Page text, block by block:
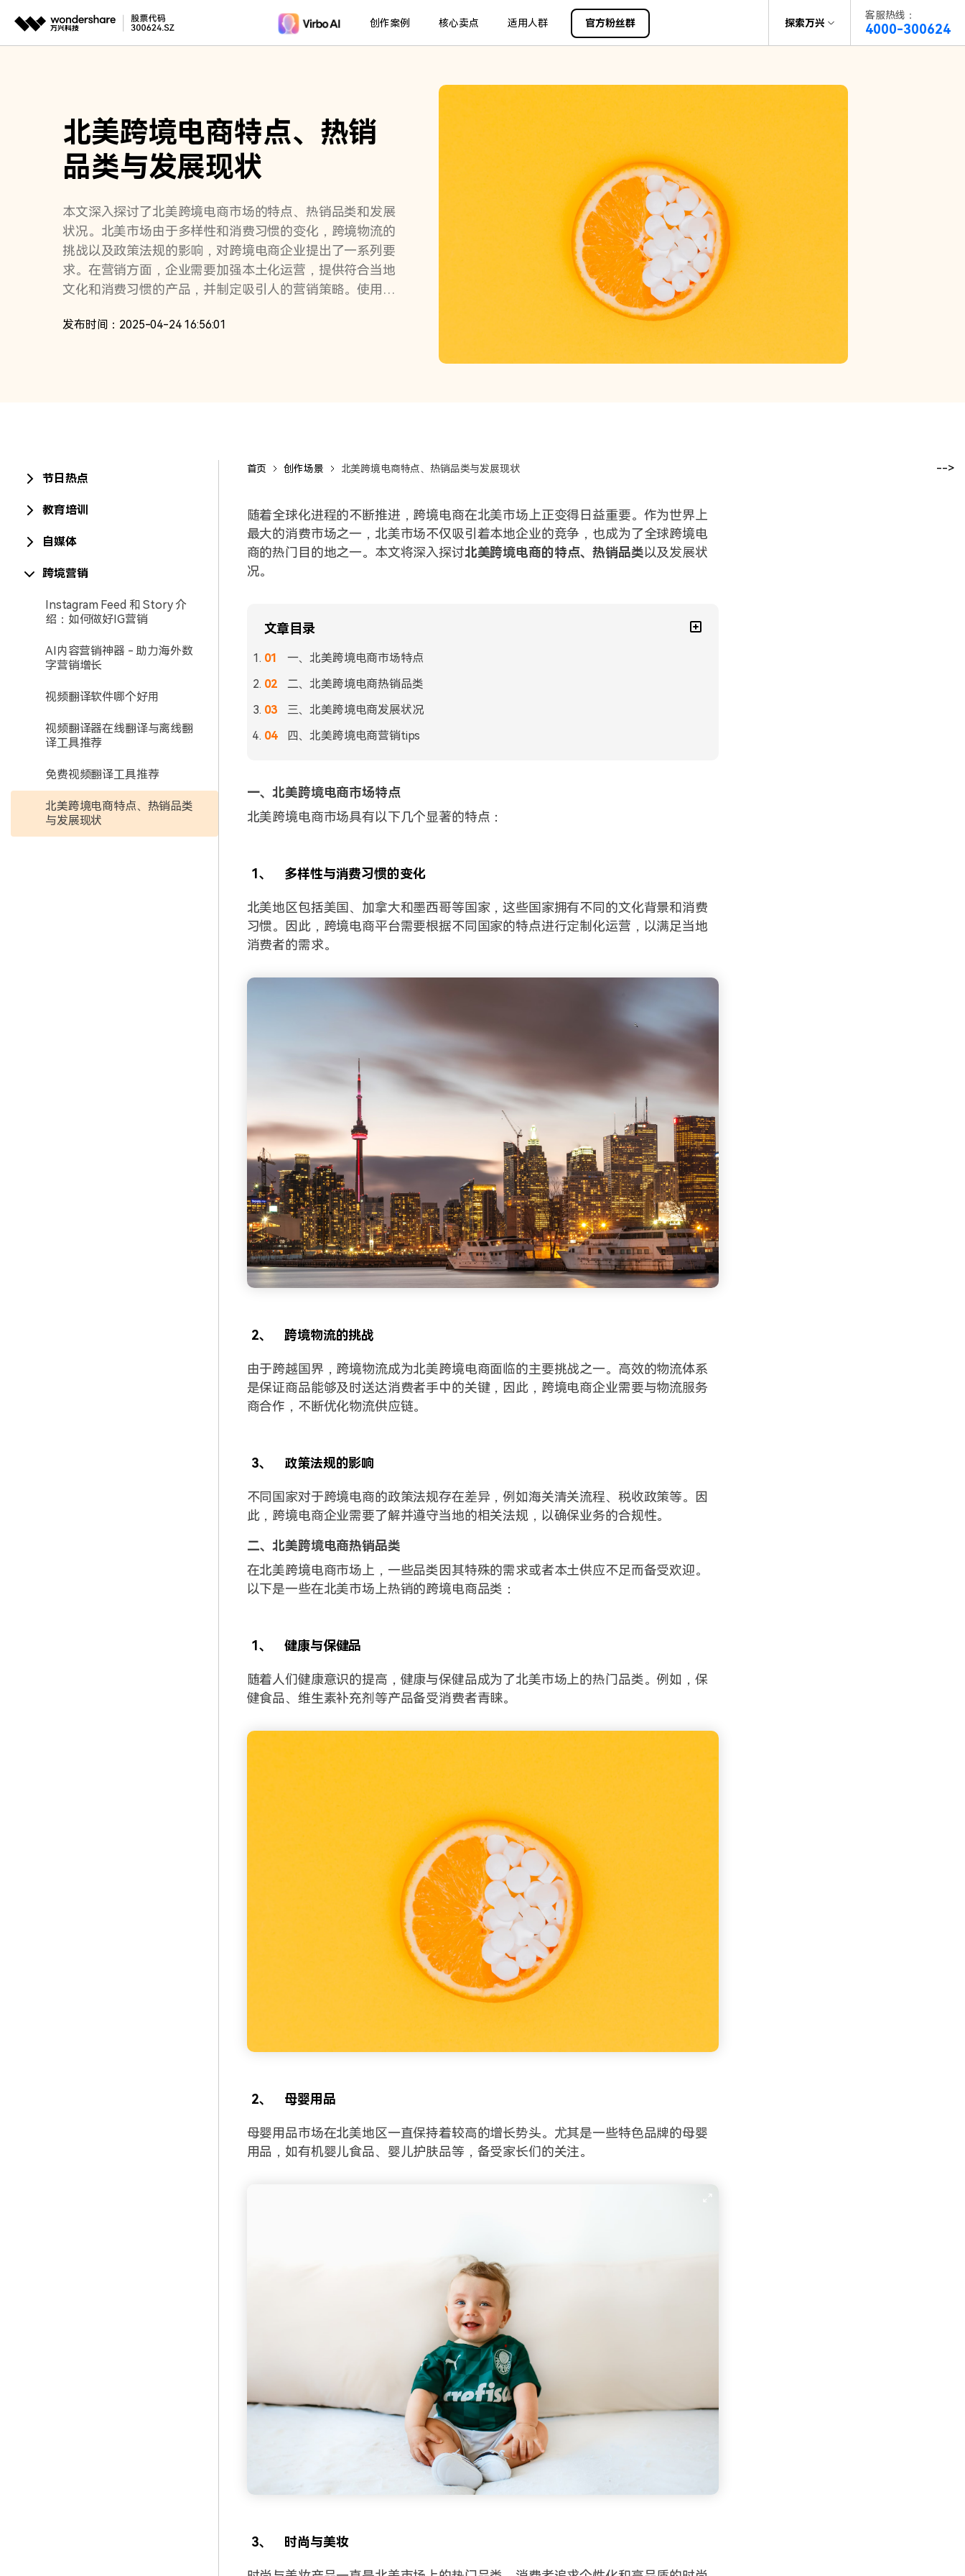
探索万兴
客服热线：
4000-300624
推荐产品
万兴剧厂
AI驱动的一站式精品影视内容创作平台
万兴喵影
万兴天幕
一句话生成视频/图片/音乐
Wondershare SelfyzAI
让照片动起来
万兴图示
一站式办公绘图利器
万兴脑图
实用工具
万兴恢复专家
简单高效的数据管理软件
万兴易修
视频/照片修复一站式解决方案
新闻中心
加入我们
帮助中心
政企服务
代理商 交通运输
金融&银行
互联网&科技
教育
电力资源
新闻中心
活动专题
关于万兴
创业历程
供应商合作
加入我们
创作案例 核心卖点 适用人群 官方粉丝群
北美跨境电商特点、热销
品类与发展现状
本文深入探讨了北美跨境电商市场的特点、热销品类和发展
状况。北美市场由于多样性和消费习惯的变化，跨境物流的
挑战以及政策法规的影响，对跨境电商企业提出了一系列要
求。在营销方面，企业需要加强本土化运营，提供符合当地
文化和消费习惯的产品，并制定吸引人的营销策略。使用万
电商市场具有挑战和机遇并存，企业需要不断优化产品和服
发布时间：2025-04-24 16:56:01
节日热点
教育培训
自媒体
跨境营销
Instagram Feed 和 Story 介
绍：如何做好IG营销
AI内容营销神器 - 助力海外数
字营销增长
视频翻译软件哪个好用
视频翻译器在线翻译与离线翻
译工具推荐
免费视频翻译工具推荐
北美跨境电商特点、热销品类
与发展现状
首页 创作场景 北美跨境电商特点、热销品类与发展现状
随着全球化进程的不断推进，跨境电商在北美市场上正变得日益重要。作为世界上
最大的消费市场之一，北美市场不仅吸引着本地企业的竞争，也成为了全球跨境电
商的热门目的地之一。本文将深入探讨北美跨境电商的特点、热销品类以及发展状
况。
文章目录
一、北美跨境电商市场特点
二、北美跨境电商热销品类
三、北美跨境电商发展状况
四、北美跨境电商营销tips
一、北美跨境电商市场特点
北美跨境电商市场具有以下几个显著的特点：
1、 多样性与消费习惯的变化
北美地区包括美国、加拿大和墨西哥等国家，这些国家拥有不同的文化背景和消费
习惯。因此，跨境电商平台需要根据不同国家的特点进行定制化运营，以满足当地
消费者的需求。
2、 跨境物流的挑战
由于跨越国界，跨境物流成为北美跨境电商面临的主要挑战之一。高效的物流体系
是保证商品能够及时送达消费者手中的关键，因此，跨境电商企业需要与物流服务
商合作，不断优化物流供应链。
3、 政策法规的影响
不同国家对于跨境电商的政策法规存在差异，例如海关清关流程、税收政策等。因
此，跨境电商企业需要了解并遵守当地的相关法规，以确保业务的合规性。
二、北美跨境电商热销品类
在北美跨境电商市场上，一些品类因其特殊的需求或者本土供应不足而备受欢迎。
以下是一些在北美市场上热销的跨境电商品类：
1、 健康与保健品
随着人们健康意识的提高，健康与保健品成为了北美市场上的热门品类。例如，保
健食品、维生素补充剂等产品备受消费者青睐。
2、 母婴用品
母婴用品市场在北美地区一直保持着较高的增长势头。尤其是一些特色品牌的母婴
用品，如有机婴儿食品、婴儿护肤品等，备受家长们的关注。
3、 时尚与美妆
-->